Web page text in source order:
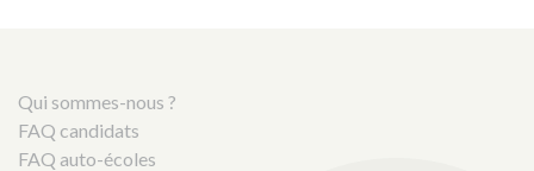
Qui sommes-nous ?
FAQ candidats
FAQ auto-écoles